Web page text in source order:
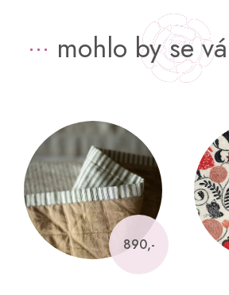
mohlo by se
890,-